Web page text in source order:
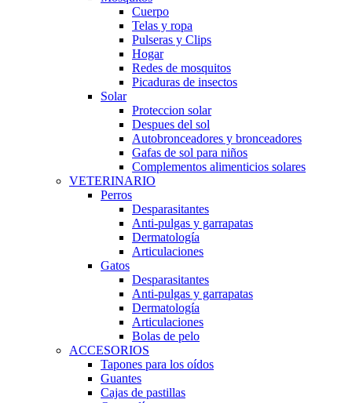
Cuerpo
Telas y ropa
Pulseras y Clips
Hogar
Redes de mosquitos
Picaduras de insectos
Solar
Proteccion solar
Despues del sol
Autobronceadores y bronceadores
Gafas de sol para niños
Complementos alimenticios solares
VETERINARIO
Perros
Desparasitantes
Anti-pulgas y garrapatas
Dermatología
Articulaciones
Gatos
Desparasitantes
Anti-pulgas y garrapatas
Dermatología
Articulaciones
Bolas de pelo
ACCESORIOS
Tapones para los oídos
Guantes
Cajas de pastillas